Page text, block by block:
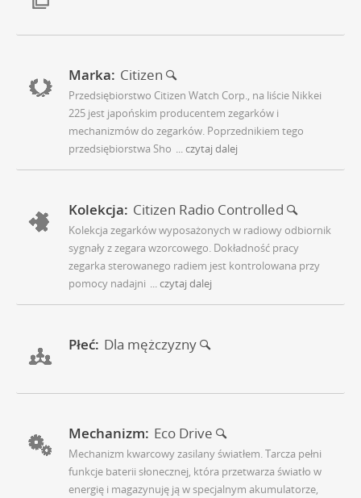
Marka: Citizen
Przedsiębiorstwo Citizen Watch Corp., na liście Nikkei
225 jest japońskim producentem zegarków i
mechanizmów do zegarków. Poprzednikiem tego
przedsiębiorstwa Sho ... czytaj dalej
Kolekcja: Citizen Radio Controlled
Kolekcja zegarków wyposażonych w radiowy odbiornik
sygnały z zegara wzorcowego. Dokładność pracy
zegarka sterowanego radiem jest kontrolowana przy
pomocy nadajni ... czytaj dalej
Płeć: Dla mężczyzny
Mechanizm: Eco Drive
Mechanizm kwarcowy zasilany światłem. Tarcza pełni
funkcje baterii słonecznej, która przetwarza światło w
energię i magazynuję ją w specjalnym akumulatorze,